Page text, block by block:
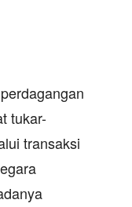
tukar-
transaksi